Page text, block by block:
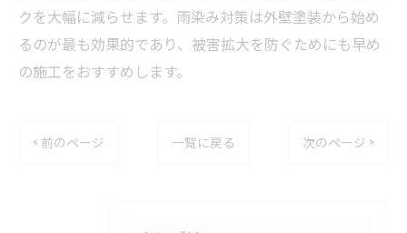
クを大幅に減らせます。雨染み対策は外壁塗装から始め
るのが最も効果的であり、被害拡大を防ぐためにも早め
の施工をおすすめします。
< 前のページ 一覧に戻る 次のページ >